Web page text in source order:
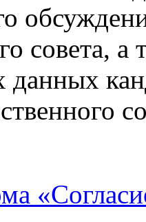
совета, а
данных